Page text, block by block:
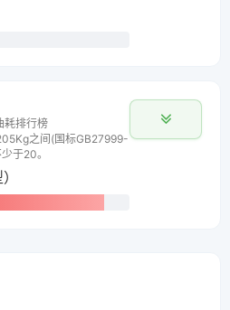
耗排行榜
之间(国标GB27999-
于20。